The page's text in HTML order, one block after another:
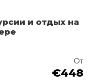
и отдых на
От
€448